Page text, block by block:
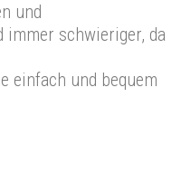
und
immer schwieriger, da
einfach und bequem